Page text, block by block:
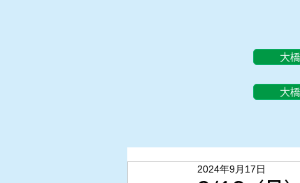
大
大
2024年9月17日